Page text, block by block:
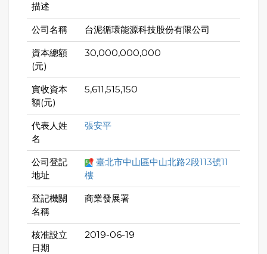
描述
公司名稱 台泥循環能源科技股份有限公司
資本總額
(元)
30,000,000,000
實收資本
額(元)
5,611,515,150
代表人姓
名
張安平
公司登記
地址
臺北市中山區中山北路2段113號11
樓
登記機關
名稱
商業發展署
核准設立
日期
2019-06-19